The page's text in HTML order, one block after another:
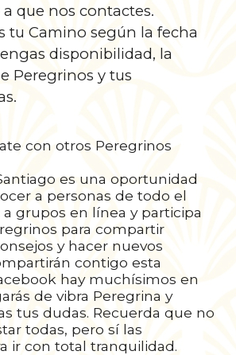
que nos contactes.
tu Camino según la fecha
disponibilidad, la
Peregrinos y tus
con otros Peregrinos
es una oportunidad
a personas de todo el
grupos en línea y participa
para compartir
y hacer nuevos
contigo esta
hay muchísimos en
de vibra Peregrina y
tus dudas. Recuerda que no
todas, pero sí las
ir con total tranquilidad.